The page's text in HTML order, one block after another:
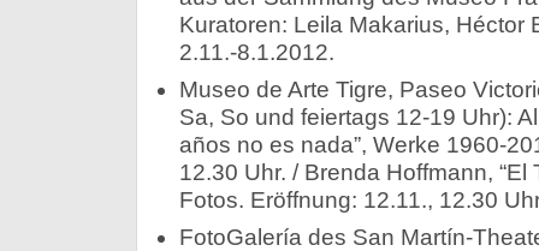
Kuratoren: Leila Makarius, Héctor
2.11.-8.1.2012.
Museo de Arte Tigre, Paseo
Sa, So und feiertags 12-19 Uhr):
años no es nada”, Werke 1960-
12.30 Uhr. / Brenda Hoffmann, “El
Fotos. Eröffnung: 12.11., 12.30
FotoGalería des San Martín-